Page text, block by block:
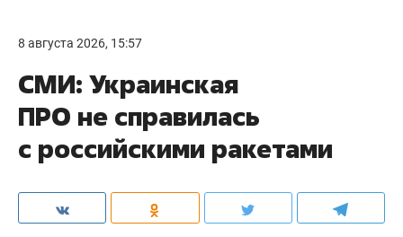
8 августа 2026, 15:57
СМИ: Украинская
ПРО не справилась
с российскими ракетами